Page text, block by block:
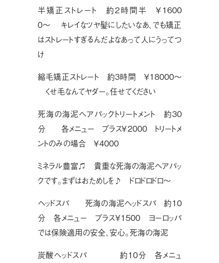
半矯正ストレート 約2時間半 ￥1600
0〜 キレイなツヤ髪にしたいなあ、でも矯正
はストレートすぎるんだよなあって人にうってつ
け
縮毛矯正ストレート 約3時間 ￥18000〜
くせ毛なんてヤダー。任せてください
死海の海泥ヘアパックトリートメント 約30
分 各メニュー プラス￥2000 トリートメ
ントのみの場合 ￥4000
ミネラル豊富♫ 貴重な死海の海泥ヘアパッ
クです。まずはおためしを♪ ドロドロドロ〜
ヘッドスパ 死海の海泥ヘッドスパ 約10
分 各メニュー プラス￥1500 ヨーロッパ
では保険適用の安全、安心。死海の海泥
炭酸ヘッドスパ 約10分 各メニュ